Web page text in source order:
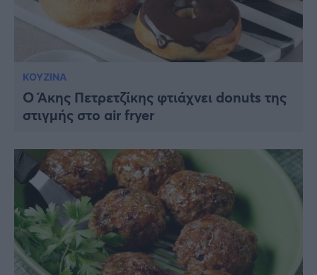
ΚΟΥΖΙΝΑ
Ο Άκης Πετρετζίκης φτιάχνει donuts της
στιγμής στο air fryer